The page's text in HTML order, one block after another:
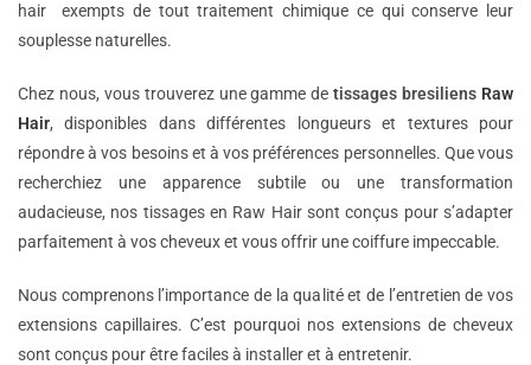
hair exempts de tout traitement chimique ce qui conserve leur
souplesse naturelles.
Chez nous, vous trouverez une gamme detissages bresiliens Raw
Hair, disponibles dans différentes longueurs et textures pour
répondre à vos besoins et à vos préférences personnelles. Que vous
recherchiez une apparence subtile ou une transformation
audacieuse, nos tissages en Raw Hair sont conçus pour s’adapter
parfaitement à vos cheveux et vous offrir une coiffure impeccable.
Nous comprenons l’importance de la qualité et de l’entretien de vos
extensions capillaires. C’est pourquoi nos extensions de cheveux
sont conçus pour être faciles à installer et à entretenir.